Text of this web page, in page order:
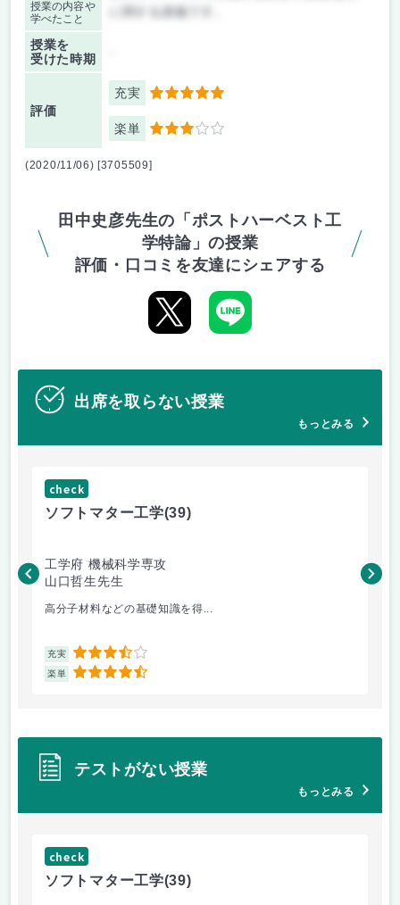
授業の内容や
学べたこと
に関する講義です。
授業を
受けた時期
評価
充実 5
楽単 3
(2020/11/06) [3705509]
田中史彦先生の「ポストハーベスト工
学特論」の授業
評価・口コミを友達にシェアする
出席を取らない授業
もっとみる
check
ソフトマター工学(39)
工学府 機械科学専攻
山口哲生先生
高分子材料などの基礎知識を得...
充実 3.5
楽単 4.5
鈴
テストがない授業
もっとみる
check
ソフトマター工学(39)